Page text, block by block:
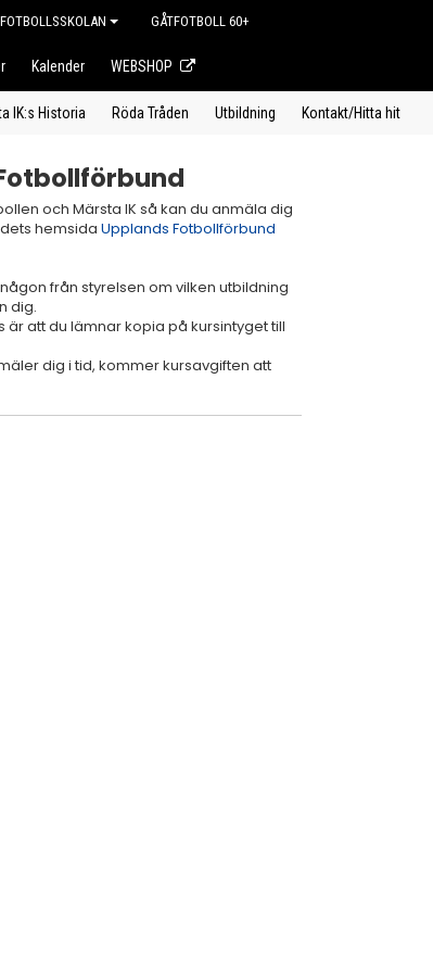
FOTBOLLSSKOLAN GÅTFOTBOLL 60+
Kalender WEBSHOP
IK:s Historia Röda Tråden Utbildning Kontakt/Hitta hit
och Märsta IK så kan du anmäla dig
hemsida Upplands Fotbollförbund
från styrelsen om vilken utbildning
dig.
är att du lämnar kopia på kursintyget till
dig i tid, kommer kursavgiften att